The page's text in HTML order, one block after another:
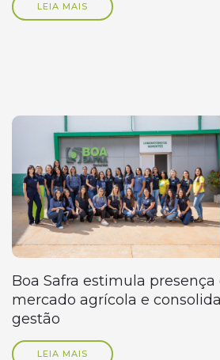
LEIA MAIS
Boa Safra estimula
mercado agrícola e
gestão
LEIA MAIS